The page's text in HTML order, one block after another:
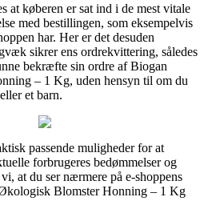
at køberen er sat ind i de mest vitale
med bestillingen, som eksempelvis
har. Her er det desuden
sikrer ens ordrekvittering, således
bekræfte sin ordre af Biogan
– 1 Kg, uden hensyn til om du
et barn.
passende muligheder for at
forbrugeres bedømmelser og
at du ser nærmere på e-shoppens
Blomster Honning – 1 Kg